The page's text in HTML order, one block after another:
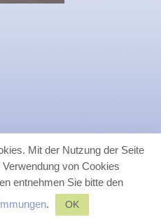
Mit der Nutzung der Seite
von Cookies
entnehmen Sie bitte den
. OK